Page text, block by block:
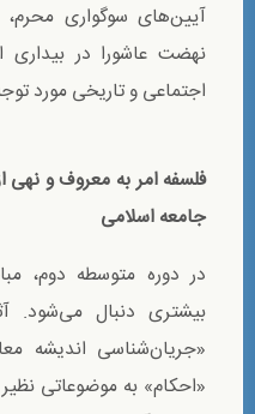
آیین‌های سوگواری
نهضت عاشورا در بیداری
اجتماعی و تاریخی مورد
فلسفه امر به معروف و نهی
جامعه اسلامی
در دوره متوسطه دوم،
بیشتری دنبال می‌شود.
«جریان‌شناسی اندیشه
«احکام» به موضوعاتی